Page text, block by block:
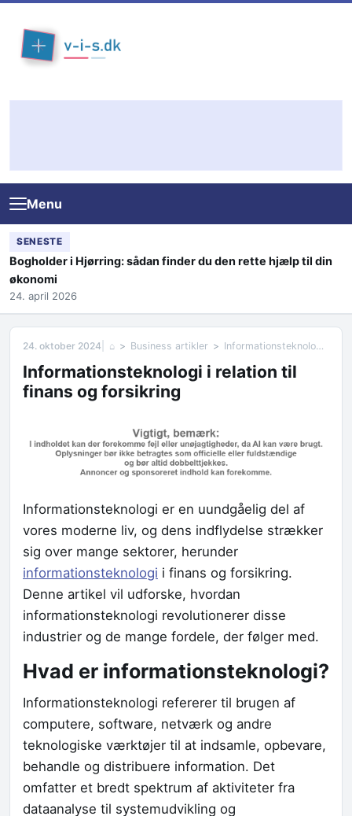
Menu
SENESTE
Bogholder i Hjørring: sådan finder du den rette hjælp til din
økonomi
24. april 2026
24. oktober 2024 ⌂ Business artikler Informationsteknologi i relation til finans og forsikring
Informationsteknologi i relation til
finans og forsikring
Informationsteknologi er en uundgåelig del af
vores moderne liv, og dens indflydelse strækker
sig over mange sektorer, herunder
informationsteknologi i finans og forsikring.
Denne artikel vil udforske, hvordan
informationsteknologi revolutionerer disse
industrier og de mange fordele, der følger med.
Hvad er informationsteknologi?
Informationsteknologi refererer til brugen af
computere, software, netværk og andre
teknologiske værktøjer til at indsamle, opbevare,
behandle og distribuere information. Det
omfatter et bredt spektrum af aktiviteter fra
dataanalyse til systemudvikling og